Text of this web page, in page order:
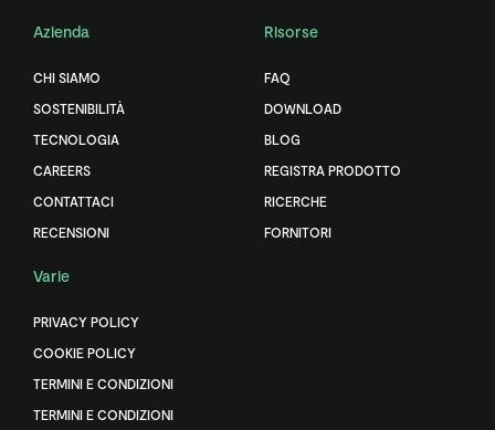
Azienda
CHI SIAMO
SOSTENIBILITÀ
TECNOLOGIA
CAREERS
CONTATTACI
RECENSIONI
Risorse
FAQ
DOWNLOAD
BLOG
REGISTRA PRODOTTO
RICERCHE
FORNITORI
Varie
PRIVACY POLICY
COOKIE POLICY
TERMINI E CONDIZIONI
TERMINI E CONDIZIONI